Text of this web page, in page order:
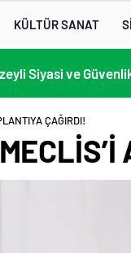
KÜLTÜR SANAT
ÇAĞIRDI!